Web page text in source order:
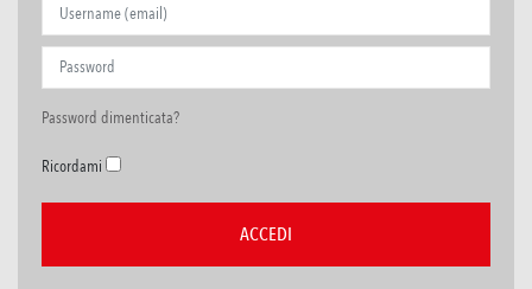
Password dimenticata?
Ricordami